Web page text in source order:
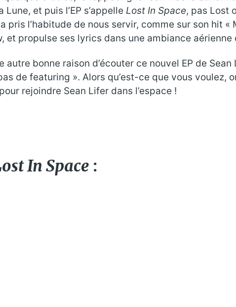
et puis l’EP s’appelle Lost In Space, pas Lost
pris l’habitude de nous servir, comme sur son hit
et propulse ses lyrics dans une ambiance
autre bonne raison d’écouter ce nouvel EP de
de featuring ». Alors qu’est-ce que vous voulez,
rejoindre Sean Lifer dans l’espace !
In Space :